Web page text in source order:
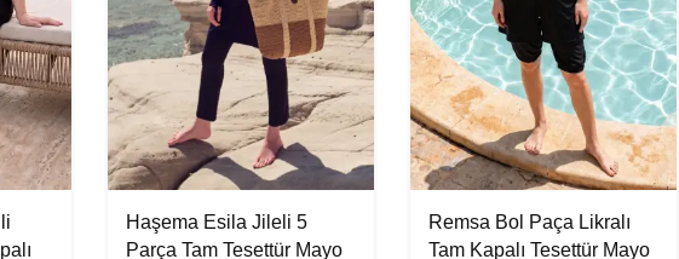
Haşema Esila Jileli 5
Parça Tam Tesettür Mayo
Remsa Bol Paça Likralı
Tam Kapalı Tesettür Mayo